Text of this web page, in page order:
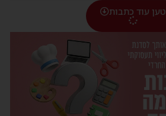
טען עוד כתבות